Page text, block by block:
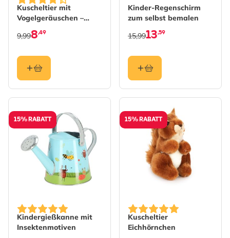
Kuscheltier mit
Vogelgeräuschen –
Kohlmeise
8,49
9,99
Kinder-Regenschirm
zum selbst bemalen
13,59
15,99
15% RABATT
Kindergießkanne mit
Insektenmotiven
15% RABATT
Kuscheltier
Eichhörnchen